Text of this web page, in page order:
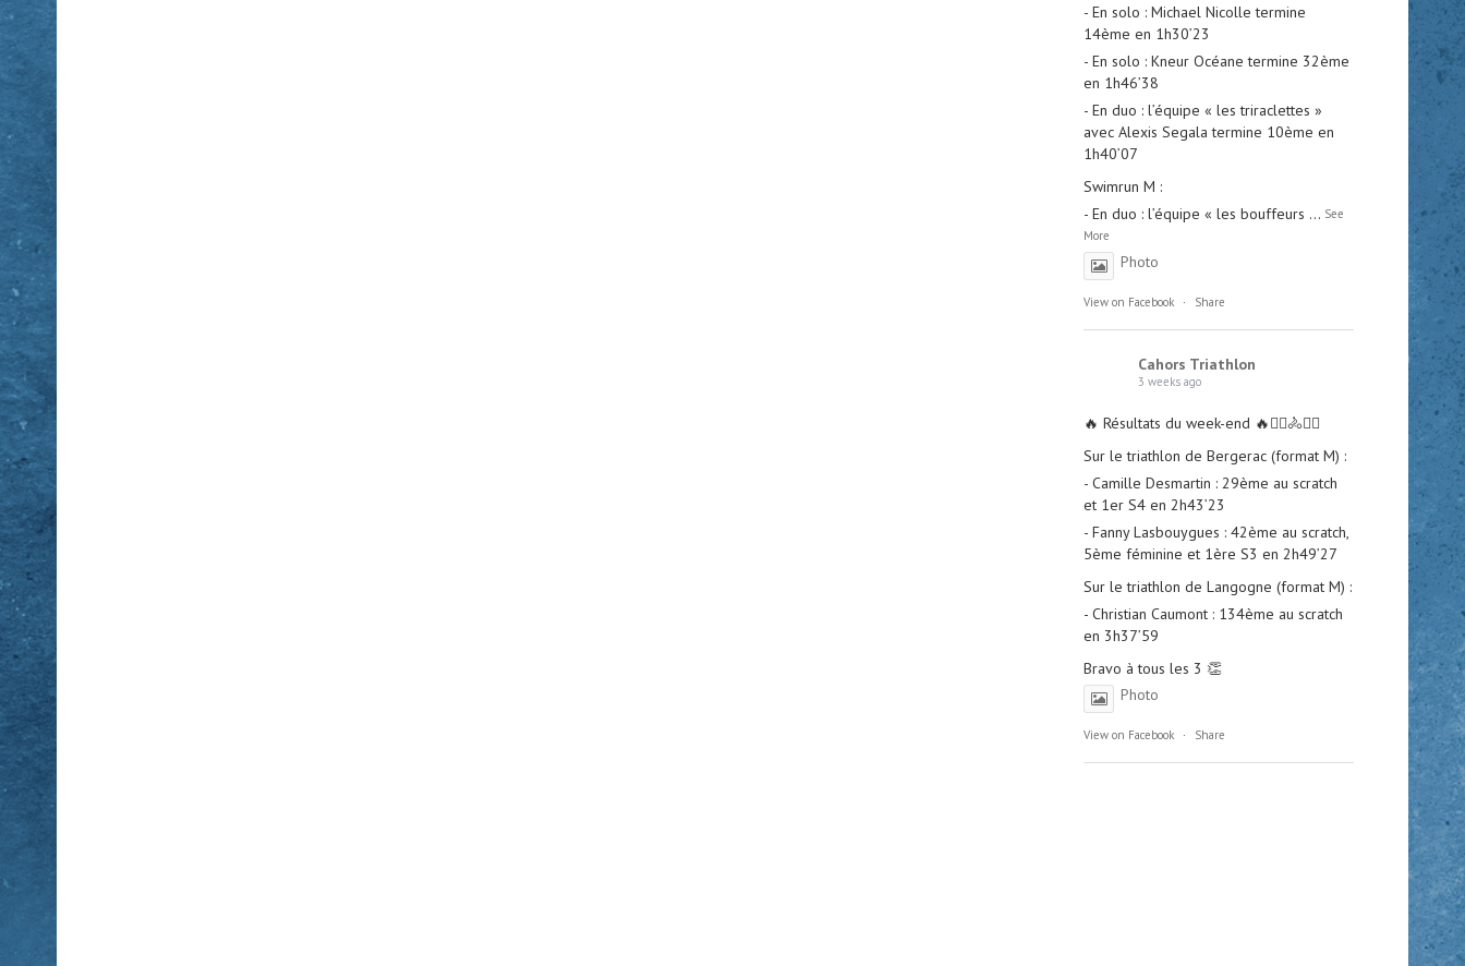
- En solo : Michael Nicolle termine
14ème en 1h30’23
- En solo : Kneur Océane termine 32ème
en 1h46’38
- En duo : l’équipe « les triraclettes »
avec Alexis Segala termine 10ème en
1h40’07
Swimrun M :
- En duo : l’équipe « les bouffeurs ... See
More
Photo
View on Facebook · Share
Cahors Triathlon
3 weeks ago
🔥 Résultats du week-end 🔥🏊‍♀️🚴🏃‍♂️
Sur le triathlon de Bergerac (format M) :
- Camille Desmartin : 29ème au scratch
et 1er S4 en 2h43’23
- Fanny Lasbouygues : 42ème au scratch,
5ème féminine et 1ère S3 en 2h49’27
Sur le triathlon de Langogne (format M) :
- Christian Caumont : 134ème au scratch
en 3h37’59
Bravo à tous les 3 👏
Photo
View on Facebook · Share